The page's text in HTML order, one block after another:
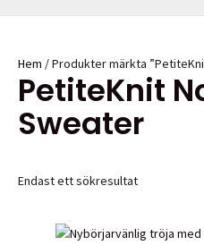
Hem / Produkter märkta
PetiteKnit
Sweater
Endast ett sökresultat